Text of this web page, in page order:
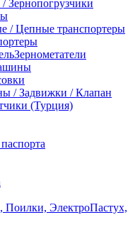
Зернопогрузчики
/ Цепные транспортеры
Зернометатели
/ Задвижки / Клапан
(Турция)
ЭлектроПастух,